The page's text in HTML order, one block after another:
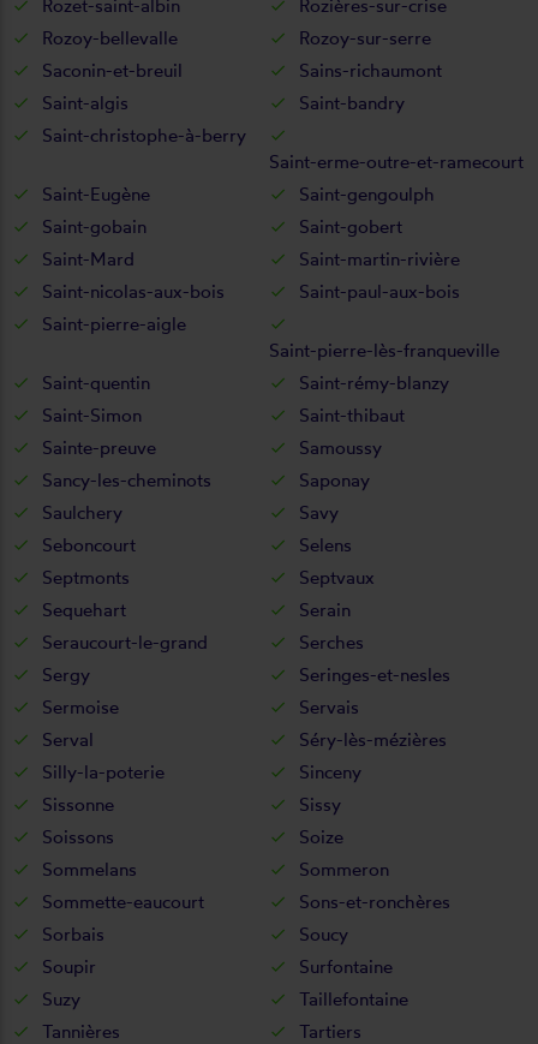
Rozet-saint-albin
Rozières-sur-crise
Rozoy-bellevalle
Rozoy-sur-serre
Saconin-et-breuil
Sains-richaumont
Saint-algis
Saint-bandry
Saint-christophe-à-berry
Saint-erme-outre-et-ramecourt
Saint-Eugène
Saint-gengoulph
Saint-gobain
Saint-gobert
Saint-Mard
Saint-martin-rivière
Saint-nicolas-aux-bois
Saint-paul-aux-bois
Saint-pierre-aigle
Saint-pierre-lès-franqueville
Saint-quentin
Saint-rémy-blanzy
Saint-Simon
Saint-thibaut
Sainte-preuve
Samoussy
Sancy-les-cheminots
Saponay
Saulchery
Savy
Seboncourt
Selens
Septmonts
Septvaux
Sequehart
Serain
Seraucourt-le-grand
Serches
Sergy
Seringes-et-nesles
Sermoise
Servais
Serval
Séry-lès-mézières
Silly-la-poterie
Sinceny
Sissonne
Sissy
Soissons
Soize
Sommelans
Sommeron
Sommette-eaucourt
Sons-et-ronchères
Sorbais
Soucy
Soupir
Surfontaine
Suzy
Taillefontaine
Tannières
Tartiers